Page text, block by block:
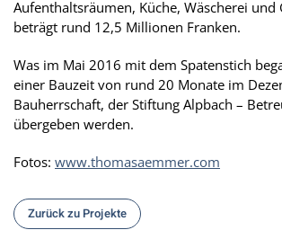
Aufenthaltsräumen, Küche, Wäscherei und
beträgt rund 12,5 Millionen Franken.
Was im Mai 2016 mit dem Spatenstich
einer Bauzeit von rund 20 Monate im
Bauherrschaft, der Stiftung Alpbach –
übergeben werden.
Fotos: www.thomasaemmer.com
Zurück zu Projekte